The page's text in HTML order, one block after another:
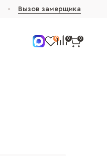
Вызов замерщика
0 0 0